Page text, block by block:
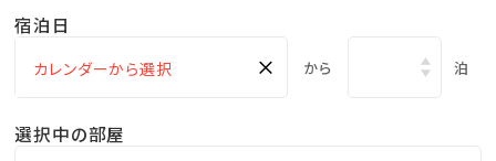
幼児【食事・布団なし】の項目にご入力ください。
※大人の人数を越える小学生、またはベッド＆アメニテ
ください。
宿泊日
× から 泊
選択中の部屋